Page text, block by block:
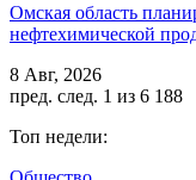
Омская область
нефтехимической
8 Авг, 2026
пред. след. 1 из 6 188
Топ недели: